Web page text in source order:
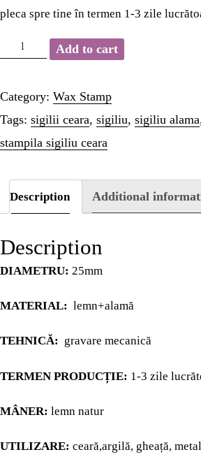
STATIONERY
PAGES
CHECKOUT
pleca spre tine în termen 1-3 zile
Ștampilă
ceară
quantity
Add to cart
Category: Wax Stamp
Tags: sigilii ceara, sigiliu, sigiliu alama,
stampila sigiliu ceara
Description Additional
Description
DIAMETRU: 25mm
MATERIAL: lemn+alamă
TEHNICĂ: gravare mecanică
TERMEN PRODUCȚIE: 1-3 zile
MÂNER: lemn natur
UTILIZARE: ceară,argilă, gheață,